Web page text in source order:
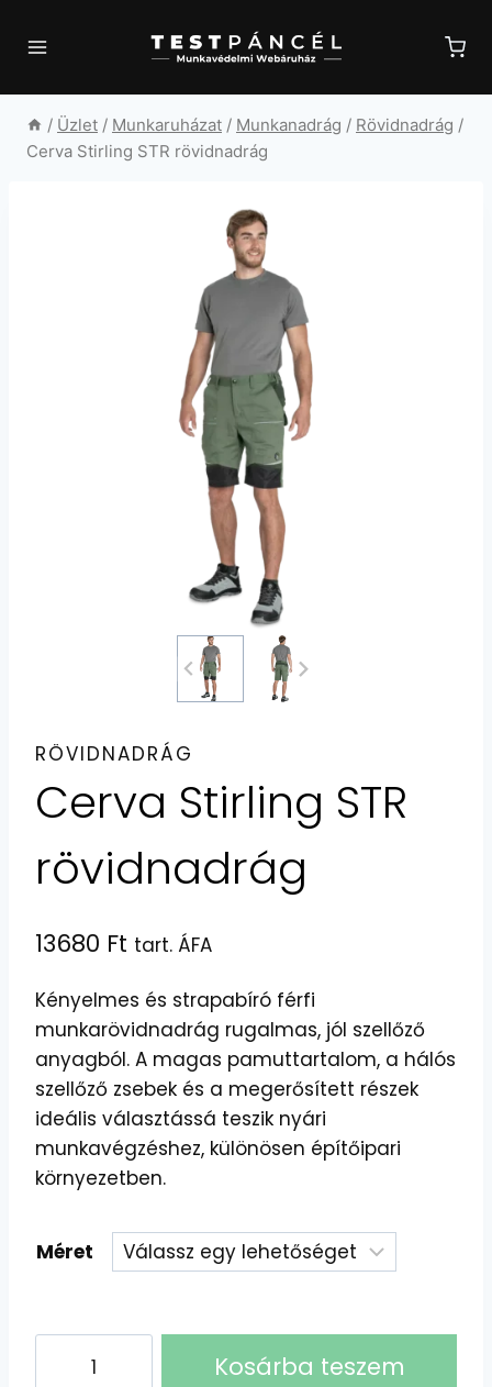
/ Üzlet / Munkaruházat / Munkanadrág / Rövidnadrág /
Cerva Stirling STR rövidnadrág
RÖVIDNADRÁG
Cerva Stirling STR
rövidnadrág
13680 Ft tart. ÁFA
Kényelmes és strapabíró férfi
munkarövidnadrág rugalmas, jól szellőző
anyagból. A magas pamuttartalom, a hálós
szellőző zsebek és a megerősített részek
ideális választássá teszik nyári
munkavégzéshez, különösen építőipari
környezetben.
Méret
Stirling
Kosárba teszem